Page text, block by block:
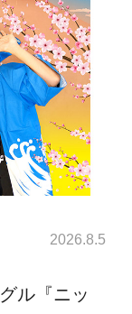
2026.8.5
ル『ニッ